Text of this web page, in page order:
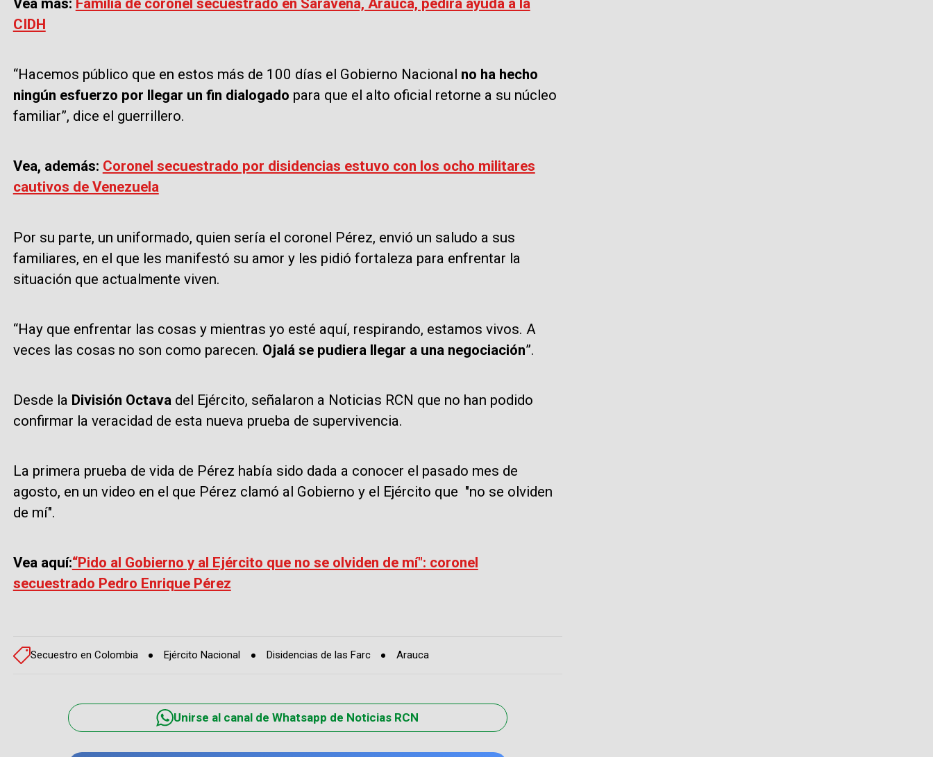
Vea más: Familia de coronel secuestrado en Saravena, Arauca, pedirá ayuda a la
CIDH
“Hacemos público que en estos más de 100 días el Gobierno Nacional no ha hecho
ningún esfuerzo por llegar un fin dialogado para que el alto oficial retorne a su núcleo
familiar”, dice el guerrillero.
Vea, además: Coronel secuestrado por disidencias estuvo con los ocho militares
cautivos de Venezuela
Por su parte, un uniformado, quien sería el coronel Pérez, envió un saludo a sus
familiares, en el que les manifestó su amor y les pidió fortaleza para enfrentar la
situación que actualmente viven.
“Hay que enfrentar las cosas y mientras yo esté aquí, respirando, estamos vivos. A
veces las cosas no son como parecen. Ojalá se pudiera llegar a una negociación”.
Desde la División Octava del Ejército, señalaron a Noticias RCN que no han podido
confirmar la veracidad de esta nueva prueba de supervivencia.
La primera prueba de vida de Pérez había sido dada a conocer el pasado mes de
agosto, en un video en el que Pérez clamó al Gobierno y el Ejército que "no se olviden
de mí".
Vea aquí:“Pido al Gobierno y al Ejército que no se olviden de mí": coronel
secuestrado Pedro Enrique Pérez
Secuestro en Colombia Ejército Nacional Disidencias de las Farc Arauca
Unirse al canal de Whatsapp de Noticias RCN